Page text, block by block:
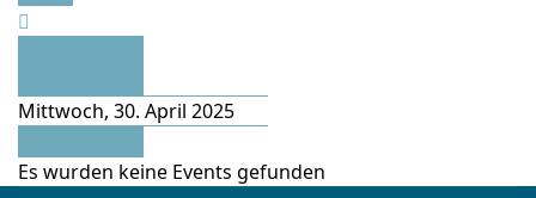
Mittwoch, 30. April 2025
Es wurden keine Events gefunden